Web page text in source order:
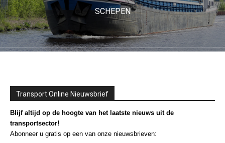
SCHEPEN
Transport Online Nieuwsbrief
Blijf altijd op de hoogte van het laatste nieuws uit de
transportsector!
Abonneer u gratis op een van onze nieuwsbrieven: